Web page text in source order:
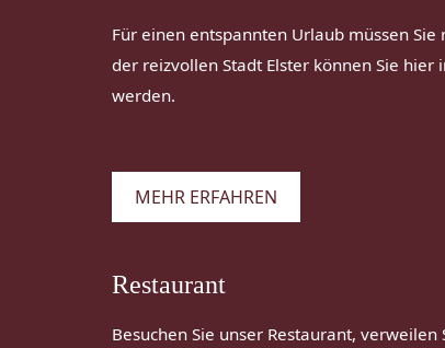
Für einen entspannten Urlaub müssen
der reizvollen Stadt Elster können Sie
werden.
MEHR ERFAHREN
Restaurant
Besuchen Sie unser Restaurant,